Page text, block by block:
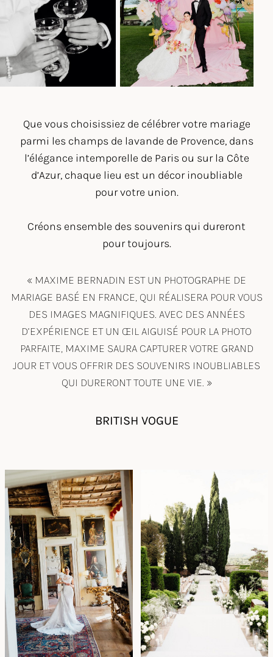
Que vous choisissiez de célébrer votre mariage
parmi les champs de lavande de Provence, dans
l’élégance intemporelle de Parisou sur la Côte
d’Azur, chaque lieu est un décor inoubliable
pour votre union.
Créons ensemble des souvenirs qui dureront
pour toujours.
« MAXIME BERNADIN EST UN PHOTOGRAPHE DE
MARIAGE BASÉ EN FRANCE, QUI RÉALISERA POUR VOUS
DES IMAGES MAGNIFIQUES. AVEC DES ANNÉES
D’EXPÉRIENCE ET UN ŒIL AIGUISÉ POUR LA PHOTO
PARFAITE, MAXIME SAURA CAPTURER VOTRE GRAND
JOUR ET VOUS OFFRIR DES SOUVENIRS INOUBLIABLES
QUI DURERONT TOUTE UNE VIE. »
BRITISH VOGUE